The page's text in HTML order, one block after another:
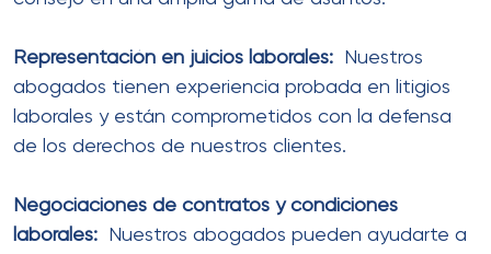
Representación en juicios laborales:
Nuestros
abogados tienen experiencia probada en litigios
laborales y están comprometidos con la defensa
de los derechos de nuestros clientes.
Negociaciones de contratos y condiciones
laborales:
Nuestros abogados pueden ayudarte a